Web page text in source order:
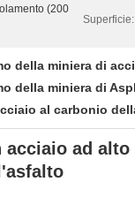
(200
Superficie:
della miniera di
della miniera di
al carbonio
ad